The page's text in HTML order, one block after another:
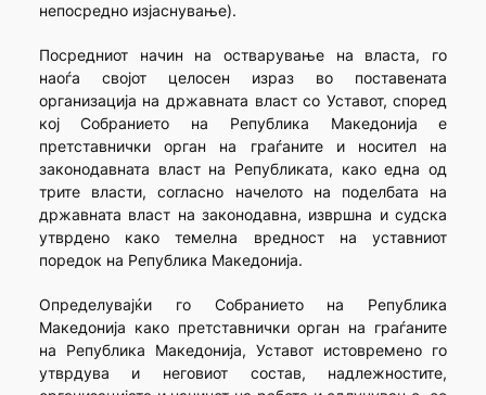
непосредно изјаснување).
Посредниот начин на остварување на власта, го
наоѓа својот целосен израз во поставената
организација на државната власт со Уставот, според
кој Собранието на Република Македонија е
претставнички орган на граѓаните и носител на
законодавната власт на Републиката, како една од
трите власти, согласно начелото на поделбата на
државната власт на законодавна, извршна и судска
утврдено како темелна вредност на уставниот
поредок на Република Македонија.
Определувајќи го Собранието на Република
Македонија како претставнички орган на граѓаните
на Република Македонија, Уставот истовремено го
утврдува и неговиот состав, надлежностите,